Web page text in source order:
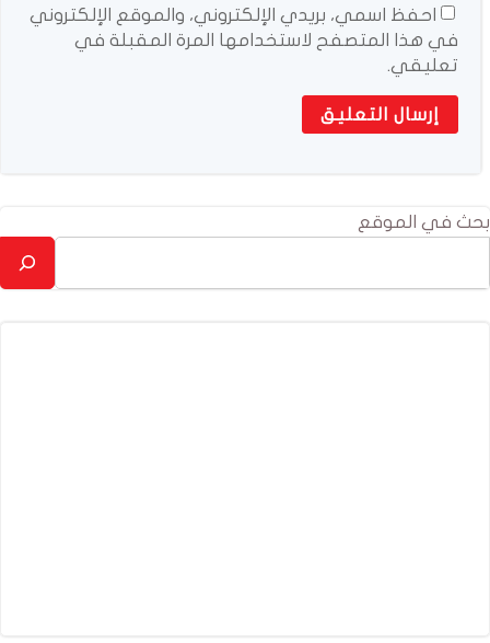
احفظ اسمي، بريدي الإلكتروني، والموقع الإلكتروني
في هذا المتصفح لاستخدامها المرة المقبلة في
تعليقي.
بحث في الموقع